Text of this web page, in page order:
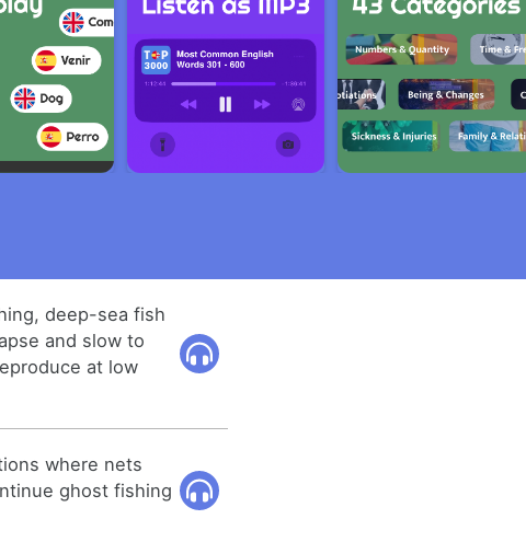
deep-sea fish
and slow to
at low
where nets
ghost fishing